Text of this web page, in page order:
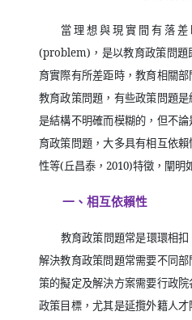
當理想與現實間有落
(problem) ，是以教育政策問
育實際有所差距時，教育相關
教育政策問題，有些政策問題
是結構不明確而模糊的，但不
育政策問題，大多具有相互依
性等(丘昌泰， 2010)特徵，闡明
一、相互依賴性
教育政策問題常是環環相
解決教育政策問題常需要不同
策的擬定及解決方案需要行政
政策目標，尤其是延攬外籍人